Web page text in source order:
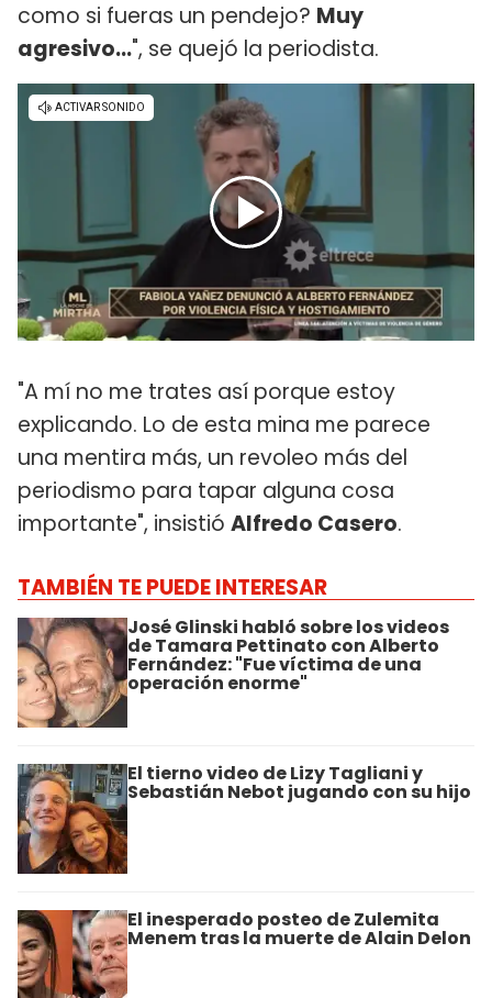
como si fueras un pendejo? Muy
agresivo...", se quejó la periodista.
"A mí no me trates así porque estoy
explicando. Lo de esta mina me parece
una mentira más, un revoleo más del
periodismo para tapar alguna cosa
importante", insistió Alfredo Casero.
TAMBIÉN TE PUEDE INTERESAR
José Glinski habló sobre los videos
de Tamara Pettinato con Alberto
Fernández: "Fue víctima de una
operación enorme"
El tierno video de Lizy Tagliani y
Sebastián Nebot jugando con su hijo
El inesperado posteo de Zulemita
Menem tras la muerte de Alain Delon